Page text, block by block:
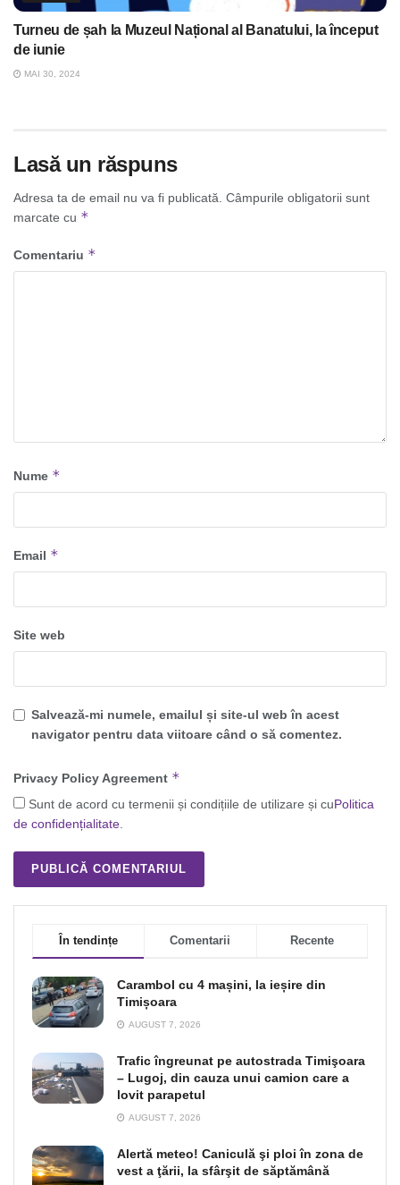
Turneu de șah la Muzeul Național al Banatului, la început
de iunie
MAI 30, 2024
Lasă un răspuns
Adresa ta de email nu va fi publicată. Câmpurile obligatorii sunt
marcate cu *
Comentariu *
Nume *
Email *
Site web
Salvează-mi numele, emailul și site-ul web în acest
navigator pentru data viitoare când o să comentez.
Privacy Policy Agreement *
Sunt de acord cu termenii și condițiile de utilizare și cuPolitica
de confidențialitate
În tendințe Comentarii Recente
Carambol cu 4 mașini, la ieșire din
Timișoara
AUGUST 7, 2026
Trafic îngreunat pe autostrada Timişoara
– Lugoj, din cauza unui camion care a
lovit parapetul
AUGUST 7, 2026
Alertă meteo! Caniculă şi ploi în zona de
vest a ţării, la sfârşit de săptămână